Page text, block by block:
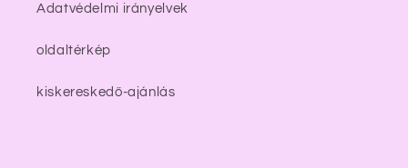
Adatvédelmi irányelvek
oldaltérkép
kiskereskedő-ajánlás